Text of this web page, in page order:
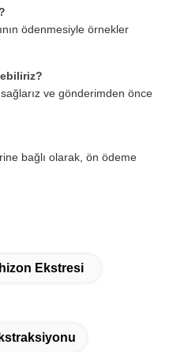
ödenmesiyle örnekler
ve gönderimden önce
bağlı olarak, ön ödeme
Ekstresi